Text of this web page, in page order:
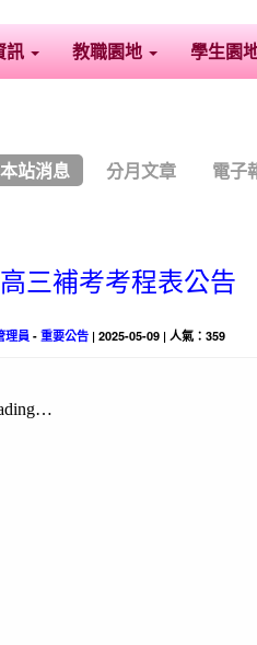
訊 教職園地 學生園
本站消息 分月文章 電子
三補考考程表公告
理員 -重要公告 | 2025-05-09 | 人氣：359